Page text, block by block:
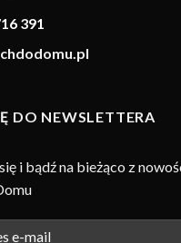
391
DO NEWSLETTERA
i bądź na bieżąco z